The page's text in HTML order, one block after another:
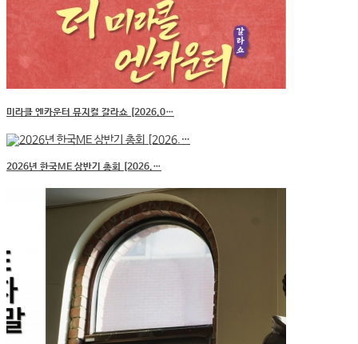
미라클 엔카운터 뮤지컬 갈라쇼 [2026.0…
2026년 한국ME 상반기 총회 [2026.…